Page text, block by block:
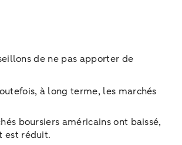
de ne pas apporter de
à long terme, les marchés
boursiers américains ont baissé,
est réduit.